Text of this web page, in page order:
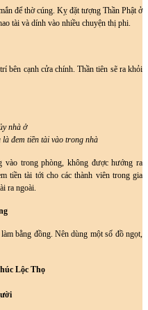
để thờ cúng. Kỵ đặt tượng Thần Phật ở
tài và dính vào nhiều chuyện thị phi.
bên cạnh cửa chính. Thần tiên sẽ ra khỏi
đem tiền tài vào trong nhà
trong phòng, không được hướng ra
tiền tài tới cho các thành viên trong gia
ra ngoài.
bằng đồng. Nên dùng một số đồ ngọt,
Lộc Thọ